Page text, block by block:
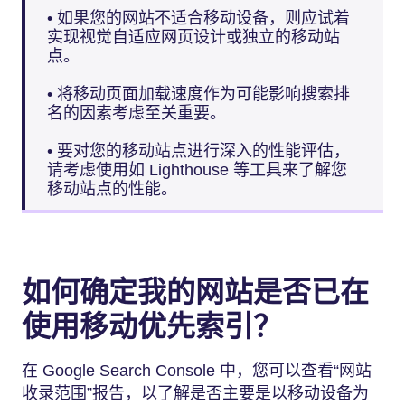
• 如果您的网站不适合移动设备，则应试着
实现视觉自适应网页设计或独立的移动站
点。
• 将移动页面加载速度作为可能影响搜索排
名的因素考虑至关重要。
• 要对您的移动站点进行深入的性能评估，
请考虑使用如 Lighthouse 等工具来了解您
移动站点的性能。
如何确定我的网站是否已在
使用移动优先索引？
在 Google Search Console 中，您可以查看“网站
收录范围”报告，以了解是否主要是以移动设备为